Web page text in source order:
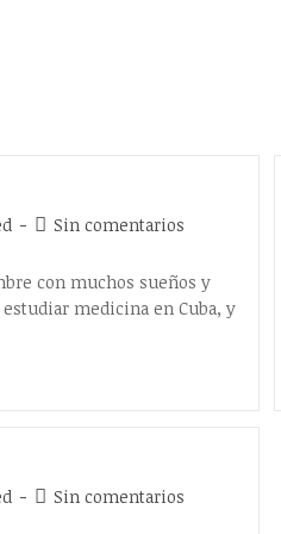
Comentarios
la
entrada:
Sin comentarios
con muchos sueños y
medicina en Cuba, y
Comentarios
Sin comentarios